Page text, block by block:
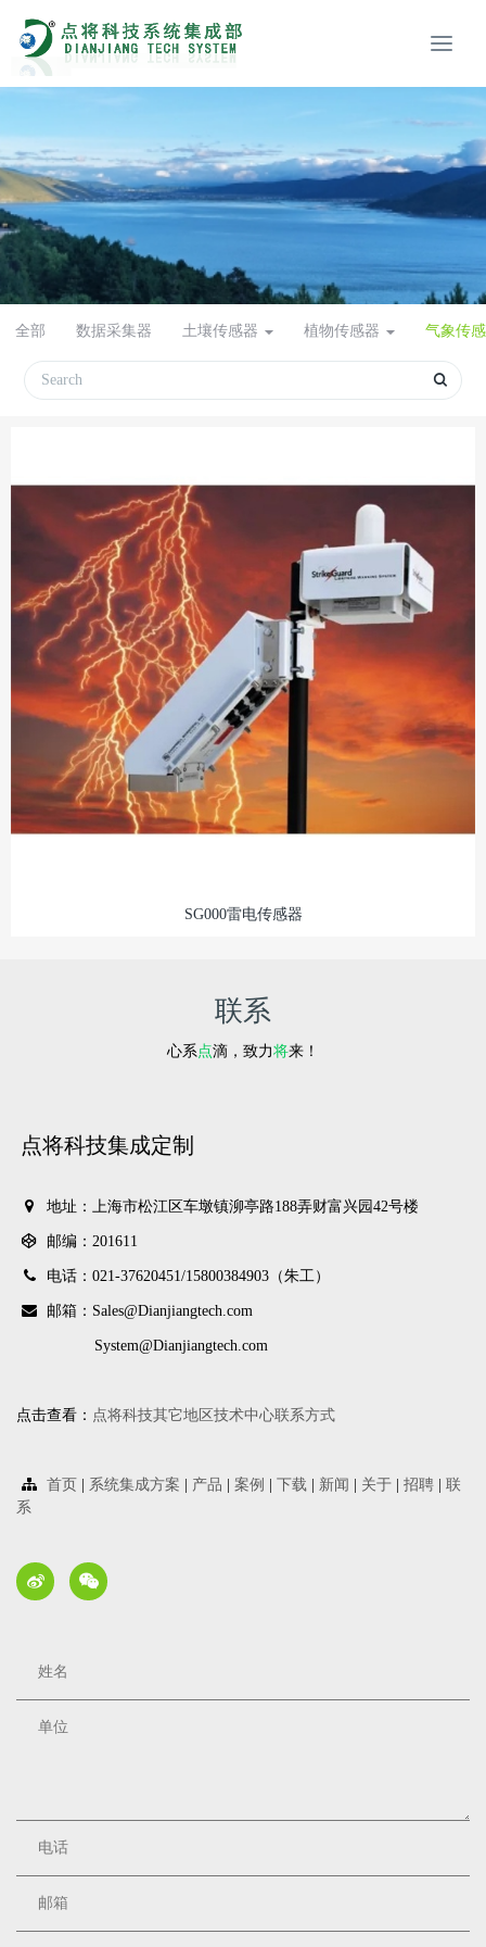
全部 数据采集器 土壤传感器 植物传感器 气象传
SG000雷电传感器
联系
心系点滴，致力将来！
点将科技集成定制
地址：上海市松江区车墩镇泖亭路188弄财富兴园42号楼
邮编：201611
电话：021-37620451/15800384903（朱工）
邮箱：Sales@Dianjiangtech.com
System@Dianjiangtech.com
点击查看： 点将科技其它地区技术中心联系方式
首页 系统集成方案 产品 案例 下载 新闻 关于 招聘
联
系